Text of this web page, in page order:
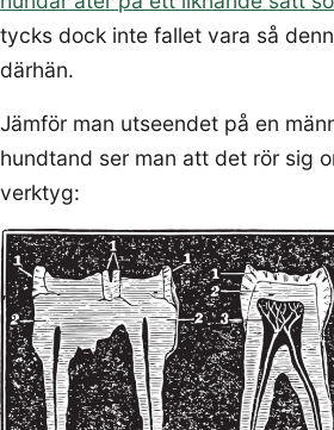
tycks dock inte fallet vara så
därhän.
Jämför man utseendet på en
hundtand ser man att det rör sig
verktyg: